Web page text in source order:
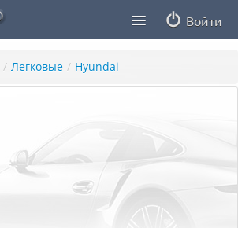
Войти
/ Легковые / Hyundai